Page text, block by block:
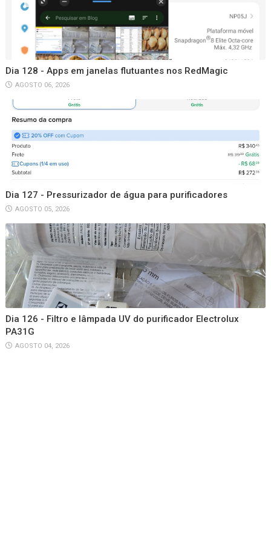
Dia 128 - Apps em janelas flutuantes nos RedMagic
AGOSTO 06, 2026
Dia 127 - Pressurizador de água para purificadores
AGOSTO 05, 2026
Dia 126 - Filtro e lâmpada UV do purificador Electrolux
PA31G
AGOSTO 04, 2026